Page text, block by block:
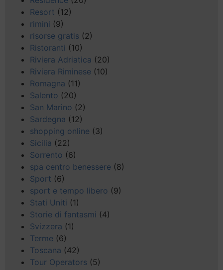
Resort (12)
rimini (9)
risorse gratis (2)
Ristoranti (10)
Riviera Adriatica (20)
Riviera Riminese (10)
Romagna (11)
Salento (20)
San Marino (2)
Sardegna (12)
shopping online (3)
Sicilia (22)
Sorrento (6)
spa centro benessere (8)
Sport (6)
sport e tempo libero (9)
Stati Uniti (1)
Storie di fantasmi (4)
Svizzera (1)
Terme (6)
Toscana (42)
Tour Operators (5)